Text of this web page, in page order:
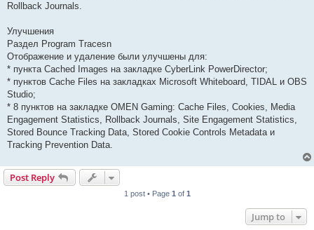
Rollback Journals.
Улучшения
Раздел Program Tracesn
Отображение и удаление были улучшены для:
* пункта Cached Images на закладке CyberLink PowerDirector;
* пунктов Cache Files на закладках Microsoft Whiteboard, TIDAL и OBS
Studio;
* 8 пунктов на закладке OMEN Gaming: Cache Files, Cookies, Media
Engagement Statistics, Rollback Journals, Site Engagement Statistics,
Stored Bounce Tracking Data, Stored Cookie Controls Metadata и
Tracking Prevention Data.
Post Reply
1 post • Page 1 of 1
Jump to